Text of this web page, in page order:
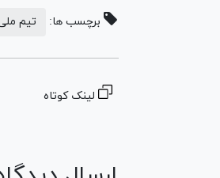
برچسب ها: تیم
لینک کوتاه